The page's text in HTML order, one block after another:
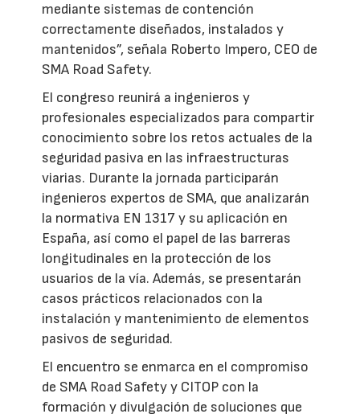
mediante sistemas de contención
correctamente diseñados, instalados y
mantenidos”, señala Roberto Impero, CEO de
SMA Road Safety.
El congreso reunirá a ingenieros y
profesionales especializados para compartir
conocimiento sobre los retos actuales de la
seguridad pasiva en las infraestructuras
viarias. Durante la jornada participarán
ingenieros expertos de SMA, que analizarán
la normativa EN 1317 y su aplicación en
España, así como el papel de las barreras
longitudinales en la protección de los
usuarios de la vía. Además, se presentarán
casos prácticos relacionados con la
instalación y mantenimiento de elementos
pasivos de seguridad.
El encuentro se enmarca en el compromiso
de SMA Road Safety y CITOP con la
formación y divulgación de soluciones que